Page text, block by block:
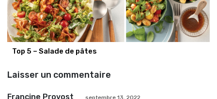
Top 5 – Salade de pâtes
Laisser un commentaire
Francine Provost septembre 13, 2022